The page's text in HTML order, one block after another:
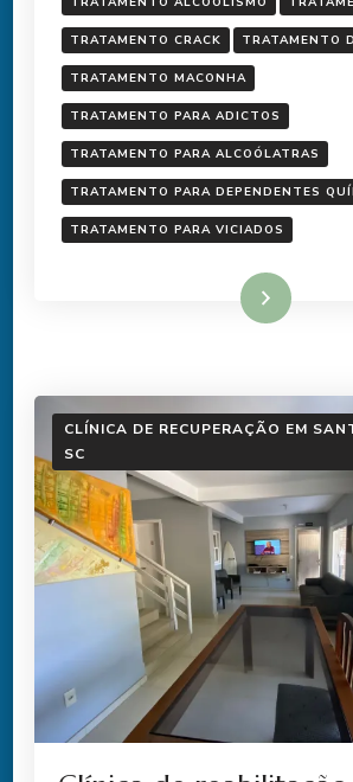
TRATAMENTO CRACK TRATAMENTO
TRATAMENTO MACONHA
TRATAMENTO PARA ADICTOS
TRATAMENTO PARA ALCOÓLATRAS
TRATAMENTO PARA DEPENDENTES
TRATAMENTO PARA VICIADOS
Ler mais
CLÍNICA DE RECUPERAÇÃO EM
SC